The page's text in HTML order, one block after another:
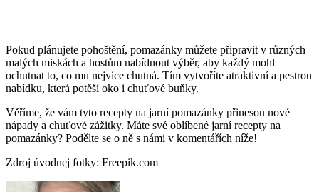
Pokud plánujete pohoštění, pomazánky můžete připravit v různých
malých miskách a hostům nabídnout výběr, aby každý mohl
ochutnat to, co mu nejvíce chutná. Tím vytvoříte atraktivní a pestrou
nabídku, která potěší oko i chuťové buňky.
Věříme, že vám tyto recepty na jarní pomazánky přinesou nové
nápady a chuťové zážitky. Máte své oblíbené jarní recepty na
pomazánky? Podělte se o ně s námi v komentářích níže!
Zdroj úvodnej fotky: Freepik.com